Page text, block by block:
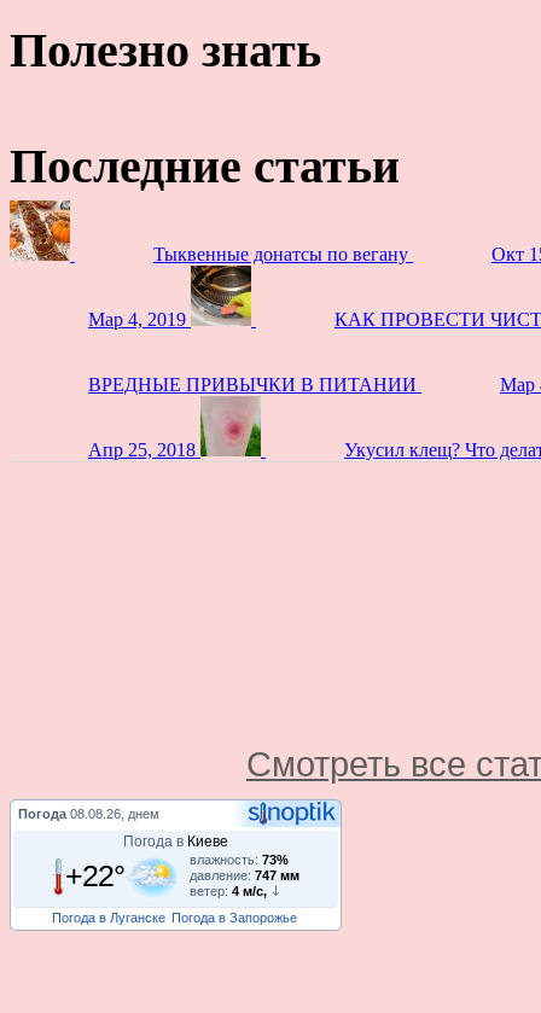
Полезно знать
Последние статьи
Тыквенные донатсы по вегану Окт
Мар 4, 2019 КАК ПРОВЕСТИ
ВРЕДНЫЕ ПРИВЫЧКИ В ПИТАНИИ Мар
Апр 25, 2018 Укусил клещ? Что
Смотреть все
Погода 08.08.26, днем
Погода в Киеве
+22° влажность: 73%
давление: 747 мм
ветер: 4 м/с,
Погода в Луганске Погода в Запорожье